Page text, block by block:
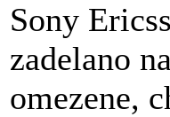
Sony
zadelano
omezene,